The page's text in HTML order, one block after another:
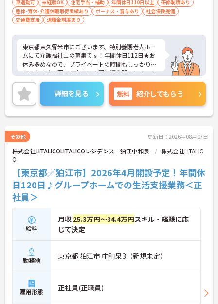
車通勤可 未経験OK 住宅手当・補助 年間休日110日以上
研修制度あり
産休･育休･介護休暇取得実績あり
ボーナス・賞与あり
社会保険完備
交通費支給
退職金制度あり
東京都東久留米市にございます、特別養護老人ホー
ムにて介護福祉士の募集です！年間休日112日★お
休み多めなので、プライベートの時間もしっかり確
保できます！明るく家庭の雰囲気漂う明るいホーム
です。研修制度も整っているのでスキルアップも目
指すことができる環境です。ご興味のある方は是非
お気軽にお問い合わせください。
詳細を見る 無料 紹介してもらう
その他 更新日：2026年08月07日
株式会社LITALICOLITALICOレジデンス 狛江中和泉
株式会社LITALIC
O
【東京都／狛江市】2026年4月開設予定！年間休
日120日♪グループホームでの生活支援業務＜正
社員＞
給料
月収 25.3万円～34.4万円スキル・経験に応
じて決定
勤務地 東京都 狛江市 中和泉3（新規未定）
雇用形態 正社員(正職員)